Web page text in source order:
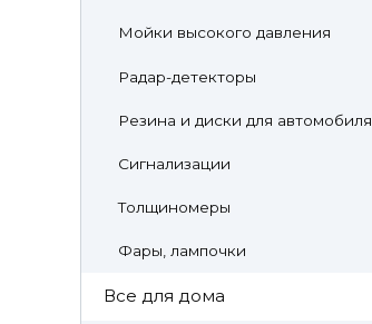
Мойки высокого давления
Радар-детекторы
Резина и диски для автомобиля
Сигнализации
Толщиномеры
Фары, лампочки
Все для дома